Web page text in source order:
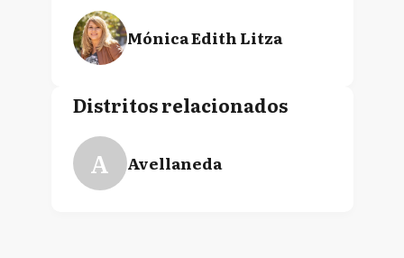
Mónica Edith Litza
Distritos relacionados
A Avellaneda